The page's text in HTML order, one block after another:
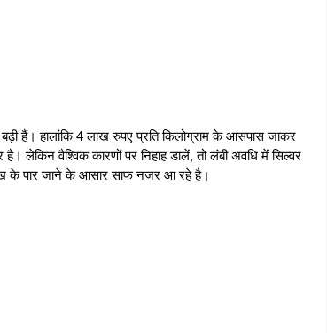
हैं। हालांकि 4 लाख रुपए प्रति किलोग्राम के आसपास जाकर
लेकिन वैश्विक कारणों पर निहाह डालें, तो लंबी अवधि में सिल्वर
के पार जाने के आसार साफ नजर आ रहे है।